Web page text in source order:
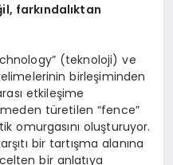
farkındalıktan
(teknoloji) ve
birleşiminden
etkileşime
türetilen “fence”
omurgasını oluşturuyor.
bir tartışma alanına
bir anlatıya